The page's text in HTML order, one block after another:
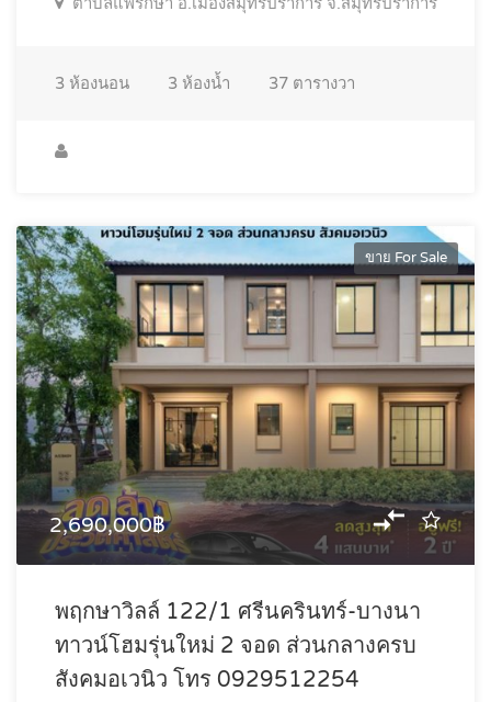
3 ห้องนอน 3 ห้องน้ำ 37 ตารางวา
ขาย For Sale
2,690,000฿
พฤกษาวิลล์ 122/1 ศรีนครินทร์-บางนา
ทาวน์โฮมรุ่นใหม่ 2 จอด ส่วนกลางครบ
สังคมอเวนิว โทร 0929512254